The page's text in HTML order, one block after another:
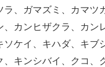
ラ、ガマズミ、カマツ
、カンヒザクラ、カン
ソケイ、キハダ、キブ
、キンシバイ、クコ、